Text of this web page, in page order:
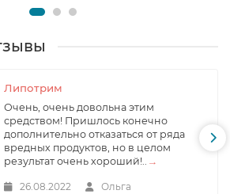
Липотрим
Очень, очень довольна этим
средством! Пришлось конечно
дополнительно отказаться от ряда
вредных продуктов, но в целом
результат очень хороший!.. →
26.08.2022 Ольга